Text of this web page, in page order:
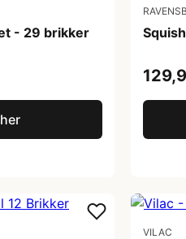
- 29 brikker
VILAC